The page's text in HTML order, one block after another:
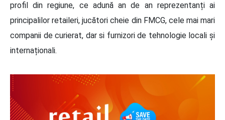
profil din regiune, ce adună an de an reprezentanți ai
principalilor retaileri, jucători cheie din FMCG, cele mai mari
companii de curierat, dar si furnizori de tehnologie locali și
internaționali.